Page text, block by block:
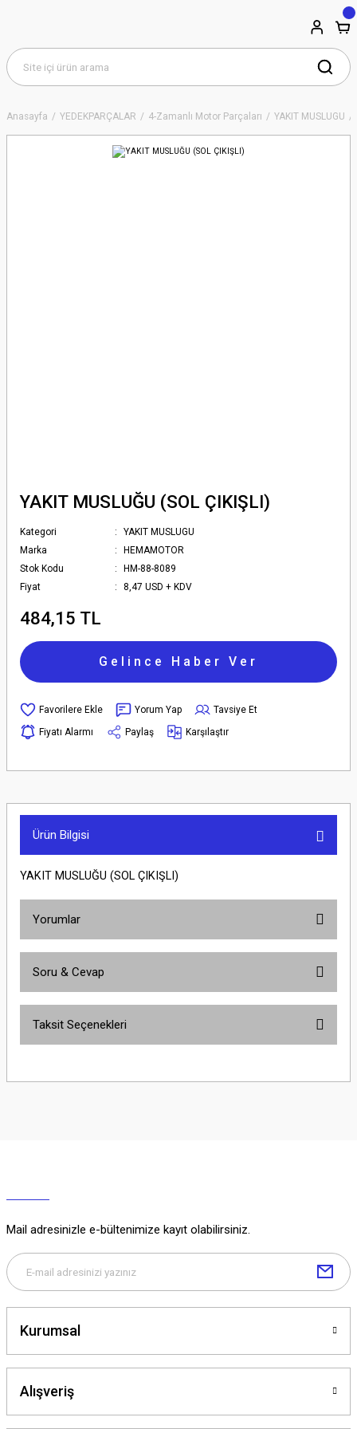
Anasayfa YEDEKPARÇALAR 4-Zamanlı Motor Parçaları YAKIT MUSLUGU
YAKIT MUSLUĞU (SOL ÇIKIŞLI)
Kategori
YAKIT MUSLUGU
Marka
HEMAMOTOR
Stok Kodu
HM-88-8089
Fiyat
8,47 USD + KDV
484,15 TL
Gelince Haber Ver
Yorum Yap
Tavsiye Et
Fiyatı Alarmı
Paylaş Karşılaştır
Ürün Bilgisi
YAKIT MUSLUĞU (SOL ÇIKIŞLI)
Yorumlar
Soru & Cevap
Soru Sor
Taksit Seçenekleri
Mail adresinizle e-bültenimize kayıt olabilirsiniz.
Kurumsal
Alışveriş